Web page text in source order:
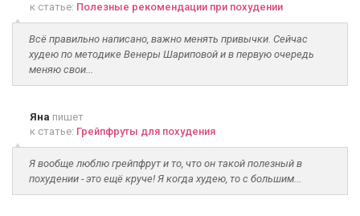
к статье: Полезные рекомендации при похудении
Всё правильно написано, важно менять привычки. Сейчас
худею по методике Венеры Шариповой и в первую очередь
меняю свои...
Яна пишет
к статье: Грейпфруты для похудения
Я вообще люблю грейпфрут и то, что он такой полезный в
похудении - это ещё круче! Я когда худею, то с большим...